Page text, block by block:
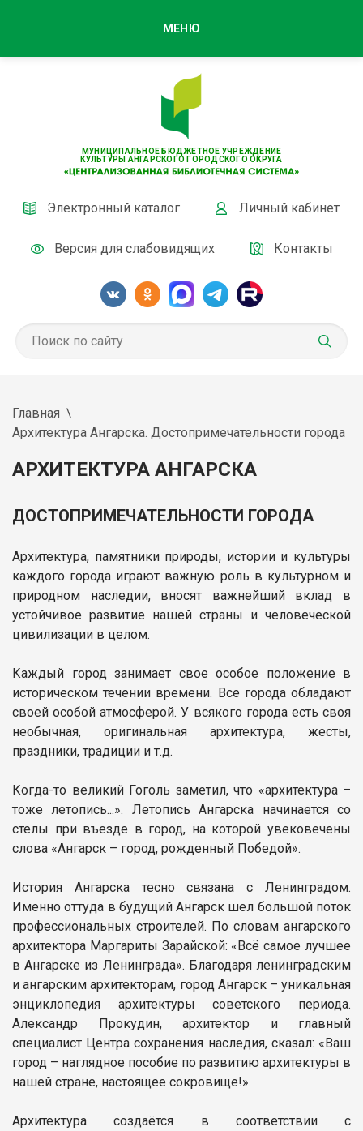
МУНИЦИПАЛЬНОЕ БЮДЖЕТНОЕ УЧРЕЖДЕНИЕ
КУЛЬТУРЫ АНГАРСКОГО ГОРОДСКОГО ОКРУГА
Электронный каталог Личный кабинет
Версия для слабовидящих Контакты
МЕНЮ
Главная
Архитектура Ангарска. Достопримечательности города
АРХИТЕКТУРА АНГАРСКА
ДОСТОПРИМЕЧАТЕЛЬНОСТИ ГОРОДА
Архитектура, памятники природы, истории и культуры
каждого города играют важную роль в культурном и
природном наследии, вносят важнейший вклад в
устойчивое развитие нашей страны и человеческой
цивилизации в целом.
Каждый город занимает свое особое положение в
историческом течении времени. Все города обладают
своей особой атмосферой. У всякого города есть своя
необычная, оригинальная архитектура, жесты,
праздники, традиции и т.д.
Когда-то великий Гоголь заметил, что «архитектура –
тоже летопись...». Летопись Ангарска начинается со
стелы при въезде в город, на которой увековечены
слова «Ангарск – город, рожденный Победой».
История Ангарска тесно связана с Ленинградом.
Именно оттуда в будущий Ангарск шел большой поток
профессиональных строителей. По словам ангарского
архитектора Маргариты Зарайской: «Всё самое лучшее
в Ангарске из Ленинграда». Благодаря ленинградским
и ангарским архитекторам, город Ангарск – уникальная
энциклопедия архитектуры советского периода.
Александр Прокудин, архитектор и главный
специалист Центра сохранения наследия, сказал: «Ваш
город – наглядное пособие по развитию архитектуры в
нашей стране, настоящее сокровище!».
Архитектура создаётся в соответствии с